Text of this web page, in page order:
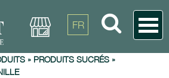
FR
» PRODUITS SUCRÉS »